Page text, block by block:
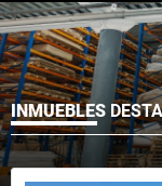
INMUEBLES